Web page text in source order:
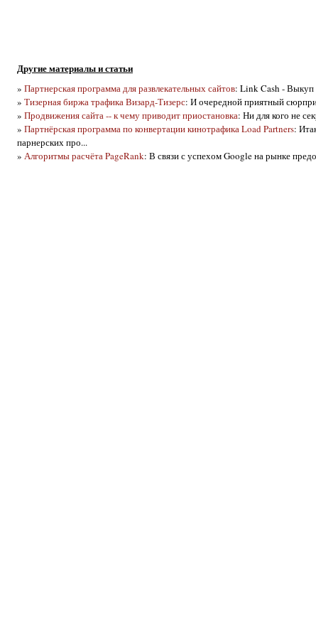
Другие материалы и статьи
» Партнерская программа для развлекательных сайтов: Link Cash - Выкуп
» Тизерная биржа трафика Визард-Тизерс: И очередной приятный
» Продвижения сайта -- к чему приводит приостановка: Ни для кого не
» Партнёрская программа по конвертации кинотрафика Load Partners:
парнерских про...
» Алгоритмы расчёта PageRank: В связи с успехом Google на рынке